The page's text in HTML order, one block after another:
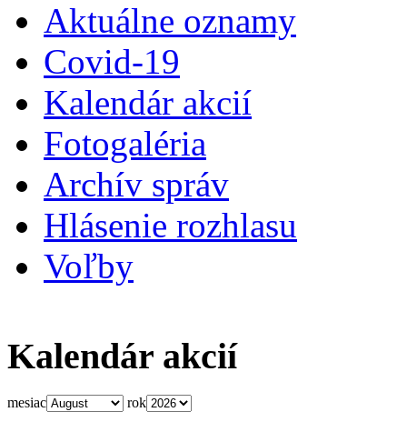
Aktuálne oznamy
Covid-19
Kalendár akcií
Fotogaléria
Archív správ
Hlásenie rozhlasu
Voľby
Kalendár akcií
mesiac rok